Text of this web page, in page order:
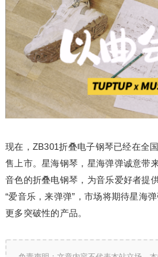
现在，ZB301折叠电子钢琴已经在全
售上市。星海钢琴，星海弹弹诚意带
音色的折叠电钢琴，为音乐爱好者提
“爱音乐，来弹弹”，市场将期待星海
更多突破性的产品。